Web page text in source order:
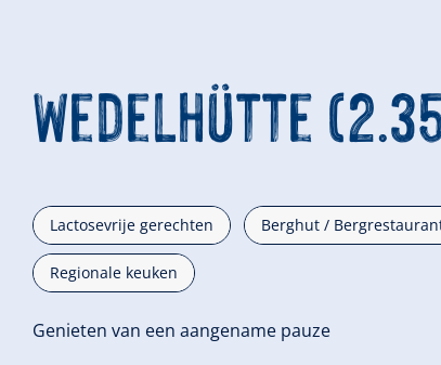
Wedelhütte
Lactosevrije gerechten Berghut /
Regionale keuken
Genieten van een aangename pauze